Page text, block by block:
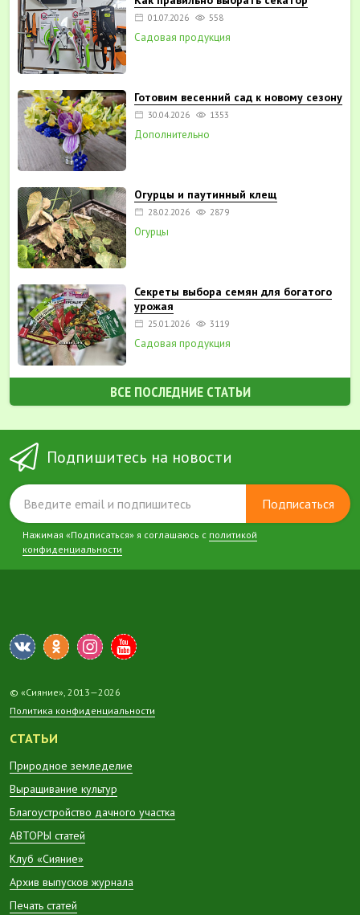
01.07.2026 558
Садовая продукция
Готовим весенний сад к новому сезону
30.04.2026 1353
Дополнительно
Огурцы и паутинный клещ
28.02.2026 2879
Огурцы
Секреты выбора семян для богатого
урожая
25.01.2026 3119
Садовая продукция
ВСЕ ПОСЛЕДНИЕ СТАТЬИ
Подпишитесь на новости
Подписаться
Нажимая «Подписаться» я соглашаюсь с политикой
конфиденциальности
© «Сияние», 2013—2026
Политика конфиденциальности
СТАТЬИ
Природное земледелие
Выращивание культур
Благоустройство дачного участка
АВТОРЫ статей
Клуб «Сияние»
Архив выпусков журнала
Печать статей